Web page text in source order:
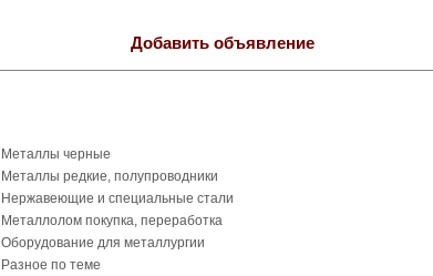
Добавить объявление
Металлы черные
Металлы редкие, полупроводники
Нержавеющие и специальные стали
Металлолом покупка, переработка
Оборудование для металлургии
Разное по теме